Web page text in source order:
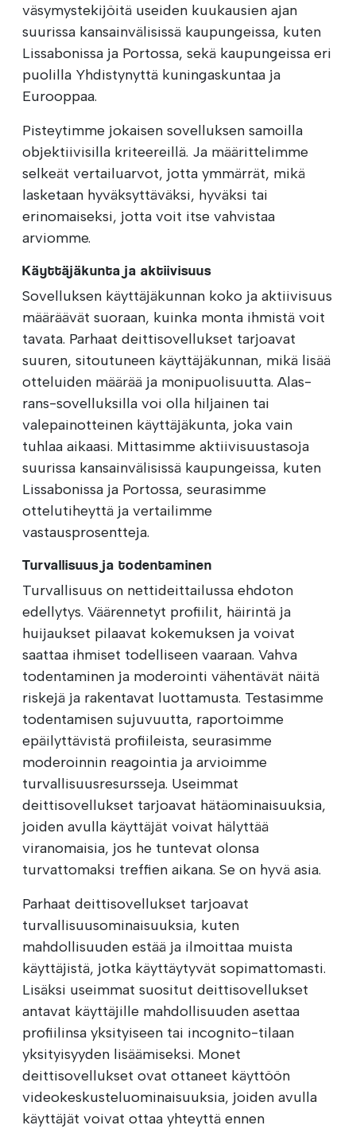
väsymystekijöitä useiden kuukausien ajan
suurissa kansainvälisissä kaupungeissa, kuten
Lissabonissa ja Portossa, sekä kaupungeissa eri
puolilla Yhdistynyttä kuningaskuntaa ja
Eurooppaa.
Pisteytimme jokaisen sovelluksen samoilla
objektiivisilla kriteereillä. Ja määrittelimme
selkeät vertailuarvot, jotta ymmärrät, mikä
lasketaan hyväksyttäväksi, hyväksi tai
erinomaiseksi, jotta voit itse vahvistaa
arviomme.
Käyttäjäkunta ja aktiivisuus
Sovelluksen käyttäjäkunnan koko ja aktiivisuus
määräävät suoraan, kuinka monta ihmistä voit
tavata. Parhaat deittisovellukset tarjoavat
suuren, sitoutuneen käyttäjäkunnan, mikä lisää
otteluiden määrää ja monipuolisuutta. Alas-
rans-sovelluksilla voi olla hiljainen tai
valepainotteinen käyttäjäkunta, joka vain
tuhlaa aikaasi. Mittasimme aktiivisuustasoja
suurissa kansainvälisissä kaupungeissa, kuten
Lissabonissa ja Portossa, seurasimme
ottelutiheyttä ja vertailimme
vastausprosentteja.
Turvallisuus ja todentaminen
Turvallisuus on nettideittailussa ehdoton
edellytys. Väärennetyt profiilit, häirintä ja
huijaukset pilaavat kokemuksen ja voivat
saattaa ihmiset todelliseen vaaraan. Vahva
todentaminen ja moderointi vähentävät näitä
riskejä ja rakentavat luottamusta. Testasimme
todentamisen sujuvuutta, raportoimme
epäilyttävistä profiileista, seurasimme
moderoinnin reagointia ja arvioimme
turvallisuusresursseja. Useimmat
deittisovellukset tarjoavat hätäominaisuuksia,
joiden avulla käyttäjät voivat hälyttää
viranomaisia, jos he tuntevat olonsa
turvattomaksi treffien aikana. Se on hyvä asia.
Parhaat deittisovellukset tarjoavat
turvallisuusominaisuuksia, kuten
mahdollisuuden estää ja ilmoittaa muista
käyttäjistä, jotka käyttäytyvät sopimattomasti.
Lisäksi useimmat suositut deittisovellukset
antavat käyttäjille mahdollisuuden asettaa
profiilinsa yksityiseen tai incognito-tilaan
yksityisyyden lisäämiseksi. Monet
deittisovellukset ovat ottaneet käyttöön
videokeskusteluominaisuuksia, joiden avulla
käyttäjät voivat ottaa yhteyttä ennen